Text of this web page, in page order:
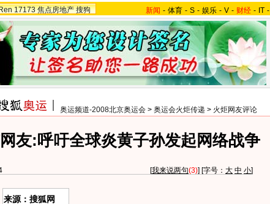
17173 焦点房地产 搜狗 新闻 - 体育 - S - 娱乐 - V - 财经 - IT -
奥运频道-2008北京奥运会 > 奥运会火炬传递 > 火炬网友评论
友:呼吁全球炎黄子孙发起网络战争
[我来说两句(3)] [字号： 大 中 小]
来源：搜狐网